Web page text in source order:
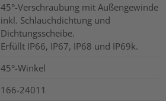
45°-Verschraubung mit Außengewinde
inkl. Schlauchdichtung und
Dichtungsscheibe.
Erfüllt IP66, IP67, IP68 und IP69k.
45°-Winkel
166-24011